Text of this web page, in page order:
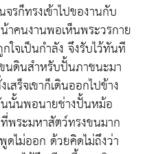
รก็ทรงเข้าไปของานกับ
คนงานพอเห็นพระวรกาย
ใจเป็นกำลัง จึงรับไว้ทันที
นดินสำหรับปั้นภาชนะมา
สร็จเขาก็เดินออกไปข้าง
นั้นพอนายช่างปั้นหม้อ
พระมหาสัตว์ทรงขนมาก
ดไม่ออก ด้วยคิดไม่ถึงว่า